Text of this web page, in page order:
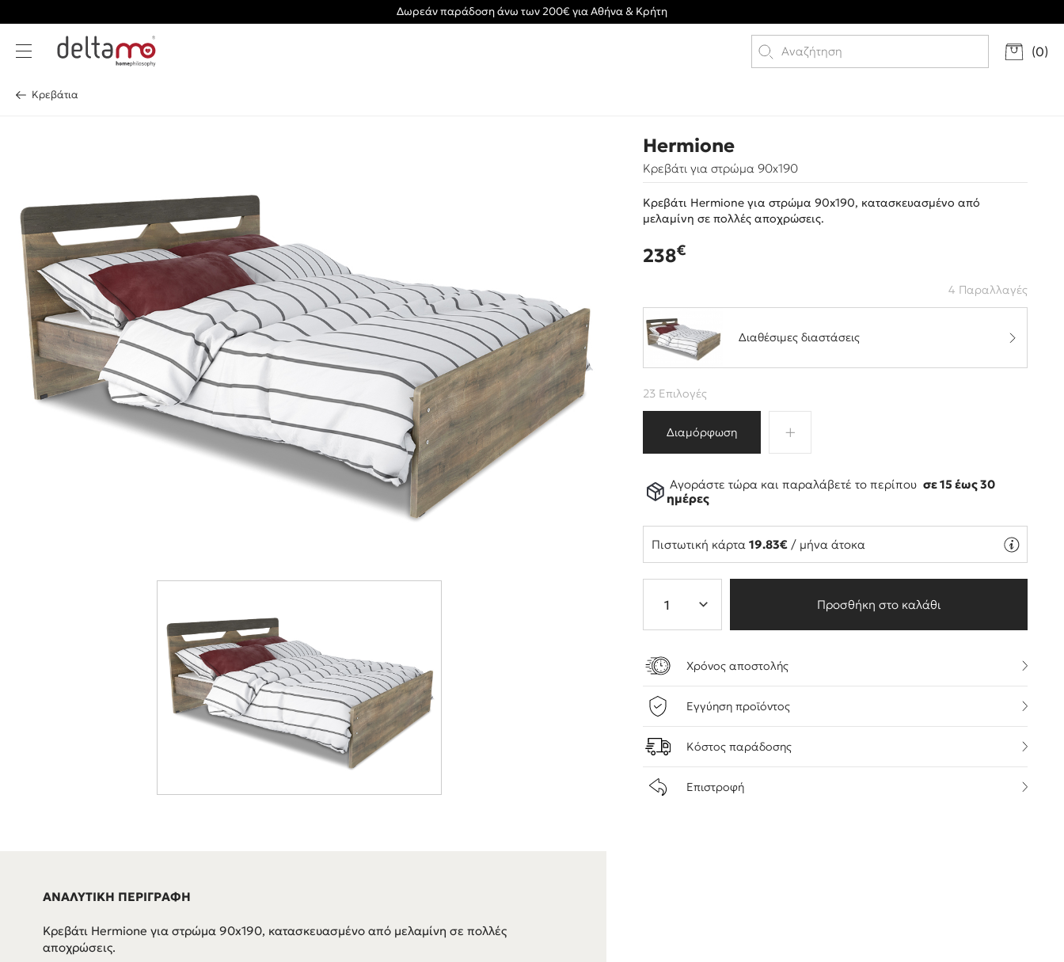
Δωρεάν παράδοση άνω των 200€ για Αθήνα & Κρήτη
(0)
Κρεβάτια
ΑΝΑΛΥΤΙΚΗ ΠΕΡΙΓΡΑΦΗ
Κρεβάτι Hermione για στρώμα 90x190, κατασκευασμένο από μελαμίνη σε πολλές
αποχρώσεις.
Hermione
Κρεβάτι για στρώμα 90x190
Κρεβάτι Hermione για στρώμα 90x190, κατασκευασμένο από
μελαμίνη σε πολλές αποχρώσεις.
238€
4 Παραλλαγές
Διαθέσιμες διαστάσεις
Διαμόρφωση
23 Επιλογές
Αγοράστε τώρα και παραλάβετέ το περίπου σε 15 έως 30
ημέρες
Πιστωτική κάρτα19.83€ / μήνα άτοκα
Προσθήκη στο καλάθι
Χρόνος αποστολής
Εγγύηση προϊόντος
Κόστος παράδοσης
Επιστροφή